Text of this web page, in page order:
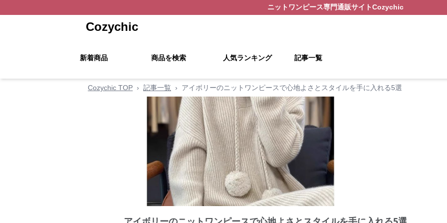
ニットワンピース専門通販サイトCozychic
Cozychic
新着商品 商品を検索 人気ランキング 記事一覧
Cozychic TOP › 記事一覧 › アイボリーのニットワンピースで心地よさとスタイルを手に入れる5選